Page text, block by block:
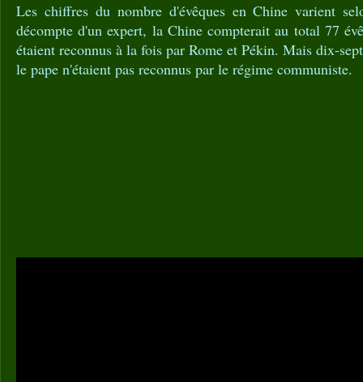
Les chiffres du nombre d'évêques en Chine varient
décompte d'un expert, la Chine compterait au total 77
étaient reconnus à la fois par Rome et Pékin. Mais dix-
le pape n'étaient pas reconnus par le régime communiste.